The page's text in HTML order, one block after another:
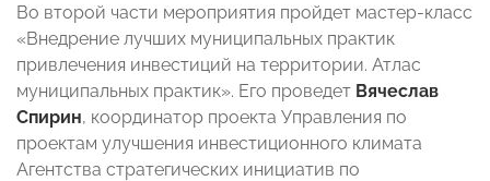
Во второй части мероприятия пройдет мастер-класс
«Внедрение лучших муниципальных практик
привлечения инвестиций на территории. Атлас
муниципальных практик». Его проведет Вячеслав
Спирин, координатор проекта Управления по
проектам улучшения инвестиционного климата
Агентства стратегических инициатив по